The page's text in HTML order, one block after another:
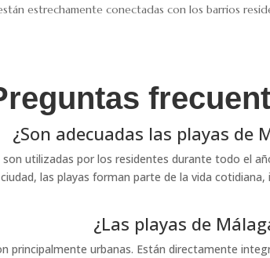
estrechamente conectadas con los barrios
¿Son adecuadas las playas
son utilizadas por los residentes durante todo el
las playas forman parte de la vida
¿Las playas de
principalmente urbanas. Están directamente